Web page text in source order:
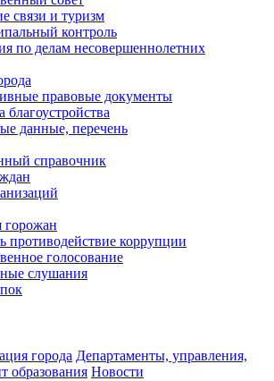
связи и туризм
контроль
по делам несовершеннолетних
правовые документы
благоустройства
данные, перечень
справочник
противодействие коррупции
голосование
слушания
города Департаменты, управления,
образования Новости